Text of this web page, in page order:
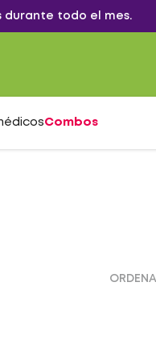
durante todo el mes.
Combos